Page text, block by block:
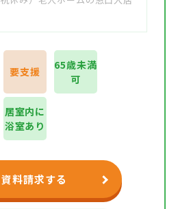
要支援
65歳未満
可
居室内に
浴室あり
資料請求する